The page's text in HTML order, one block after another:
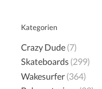
Kategorien
Crazy Dude(7)
Skateboards (299)
Wakesurfer(364)